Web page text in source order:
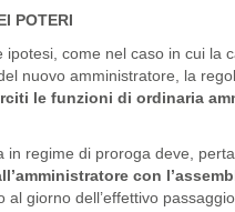
POTERI
ipotesi, come nel caso in cui la
nuovo amministratore, la
le funzioni di ordinaria
in regime di proroga deve,
con
al giorno dell’effettivo